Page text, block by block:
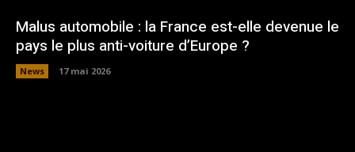
Malus automobile : la France est-elle devenue le
pays le plus anti-voiture d’Europe ?
News 17 mai 2026